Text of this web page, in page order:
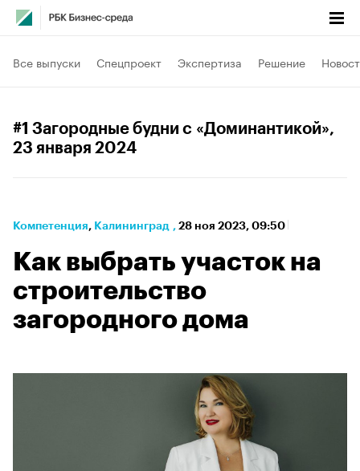
Все выпуски Спецпроект Экспертиза Решение
#1 Загородные будни с «Доминантикой»,
23 января 2024
Компетенция⁠, Калининград , 28 ноя 2023, 09:50
Как выбрать участок на
строительство
загородного дома